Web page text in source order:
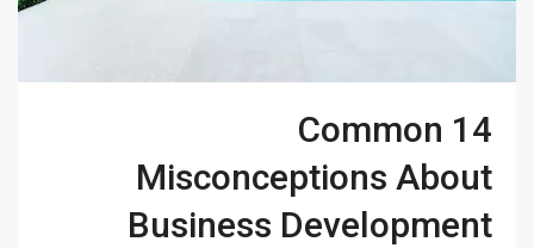
14 Common
Misconceptions About
Business Development